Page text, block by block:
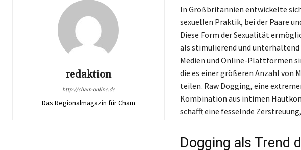
redaktion
http://cham-online.de
Das Regionalmagazin für Cham
In Großbritannien entwickelte
sexuellen Praktik, bei der Paare
Diese Form der Sexualität
als stimulierend und unterhaltend
Medien und Online-Plattformen
die es einer größeren Anzahl von
teilen. Raw Dogging, eine
Kombination aus intimen
schafft eine fesselnde
Dogging als Trend